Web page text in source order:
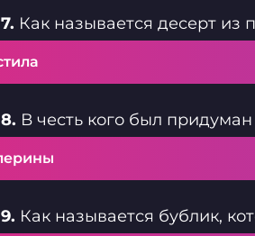
Как называется десерт из
В честь кого был
Как называется бублик,